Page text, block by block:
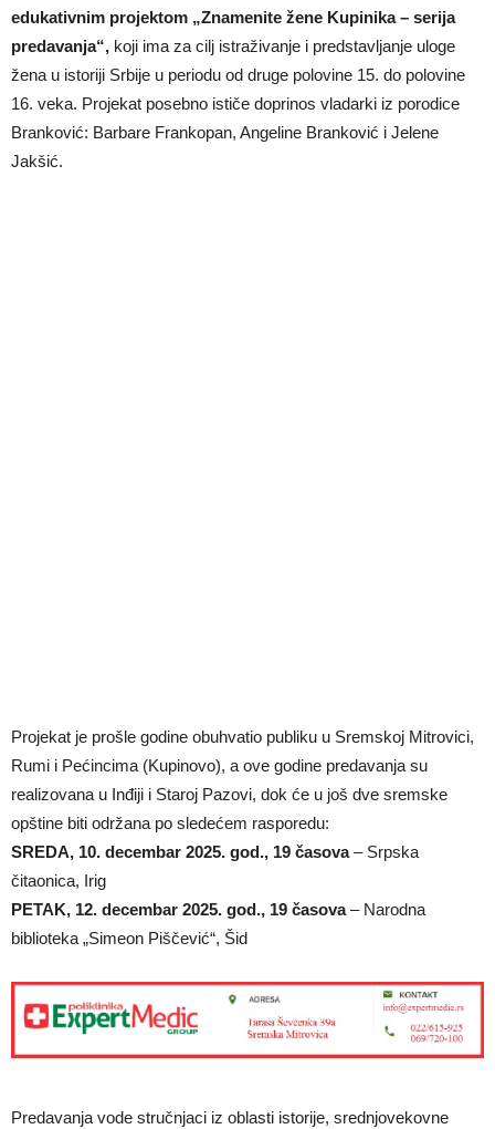
edukativnim projektom „Znamenite žene Kupinika – serija
predavanja“, koji ima za cilj istraživanje i predstavljanje uloge
žena u istoriji Srbije u periodu od druge polovine 15. do polovine
16. veka. Projekat posebno ističe doprinos vladarki iz porodice
Branković: Barbare Frankopan, Angeline Branković i Jelene
Jakšić.
Projekat je prošle godine obuhvatio publiku u Sremskoj Mitrovici,
Rumi i Pećincima (Kupinovo), a ove godine predavanja su
realizovana u Inđiji i Staroj Pazovi, dok će u još dve sremske
opštine biti održana po sledećem rasporedu:
SREDA, 10. decembar 2025. god., 19 časova– Srpska
čitaonica, Irig
PETAK, 12. decembar 2025. god., 19 časova– Narodna
biblioteka „Simeon Piščević“, Šid
Predavanja vode stručnjaci iz oblasti istorije, srednjovekovne